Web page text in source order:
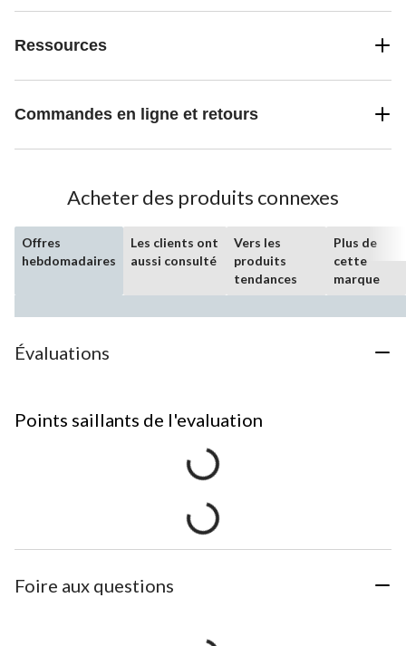
Ressources
Commandes en ligne et retours
Acheter des produits connexes
Offres
hebdomadaires
Les clients ont
aussi consulté
Vers les
produits
tendances
Plus de
cette
marque
Évaluations
Points saillants de l'evaluation
Foire aux questions